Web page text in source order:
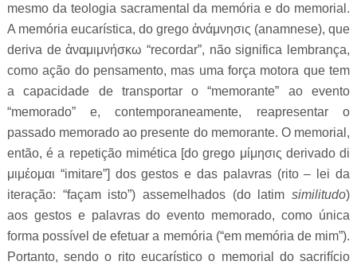
mesmo da teologia sacramental da memória e do memorial.
A memória eucarística, do grego ἀνάμνησις (anamnese), que
deriva de ἀναμιμνήσκω “recordar”, não significa lembrança,
como ação do pensamento, mas uma força motora que tem
a capacidade de transportar o “memorante” ao evento
“memorado” e, contemporaneamente, reapresentar o
passado memorado ao presente do memorante. O memorial,
então, é a repetição mimética [do grego μίμησις derivado di
μιμέομαι “imitare”] dos gestos e das palavras (rito – lei da
iteração: “façam isto”) assemelhados (do latimsimilitudo)
aos gestos e palavras do evento memorado, como única
forma possível de efetuar a memória (“em memória de mim”).
Portanto, sendo o rito eucarístico o memorial do sacrifício